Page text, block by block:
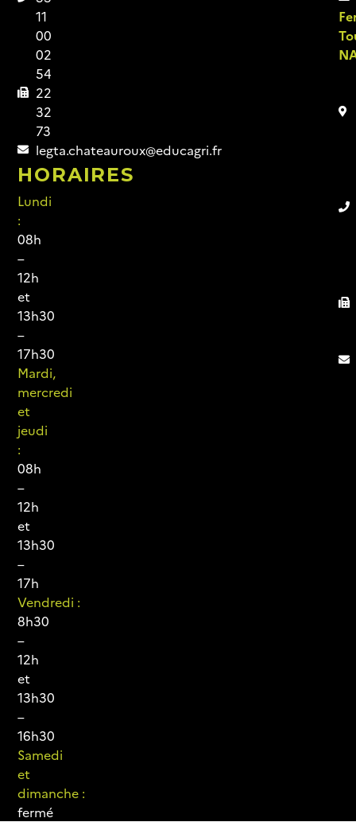
11
00
02
54
22
32
73
legta.chateauroux@educagri.fr
HORAIRES
Lundi
:
08h
–
12h
et
13h30
–
17h30
Mardi,
mercredi
et
jeudi
:
08h
–
12h
et
13h30
–
17h
Vendredi :
8h30
–
12h
et
13h30
–
16h30
Samedi
et
dimanche :
fermé